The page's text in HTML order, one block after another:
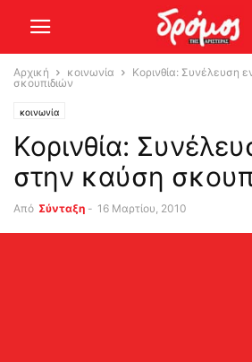
Αρχική κοινωνία
Κορινθία: Συνέλευση
σκουπιδιών
κοινωνία
Κορινθία:
στην καύση
Από Σύνταξη - 16 Μαρτίου, 2010